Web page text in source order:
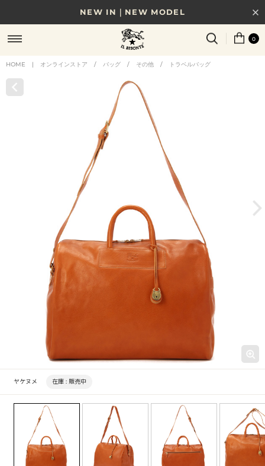
NEW IN｜NEW MODEL
8/17(月)10時まで｜税込11,000円以上で送料無料
贈る相手やシーンから選べる、新しいギフトガイド
NEW IN｜COLOR LEATHER
0
HOME | オンラインストア / バッグ / その他 / トラベルバッグ
ヤケヌメ 在庫 : 販売中